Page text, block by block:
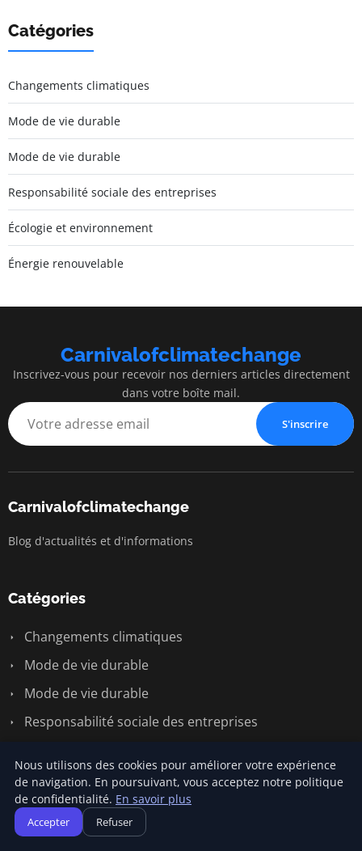
Catégories
Changements climatiques
Mode de vie durable
Mode de vie durable
Responsabilité sociale des entreprises
Écologie et environnement
Énergie renouvelable
Carnivalofclimatechange
Inscrivez-vous pour recevoir nos derniers articles directement
dans votre boîte mail.
S'inscrire
Carnivalofclimatechange
Blog d'actualités et d'informations
Catégories
Changements climatiques
Mode de vie durable
Mode de vie durable
Responsabilité sociale des entreprises
Énergie renouvelable
Liens utiles
Nous utilisons des cookies pour améliorer votre expérience
de navigation. En poursuivant, vous acceptez notre politique
de confidentialité. En savoir plus
Accepter Refuser